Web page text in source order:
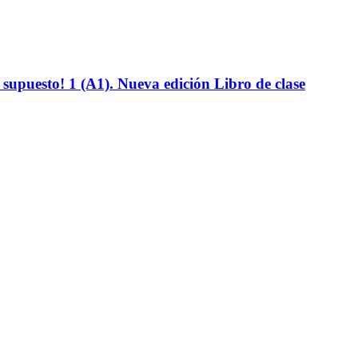
1 (A1). Nueva edición Libro de clase